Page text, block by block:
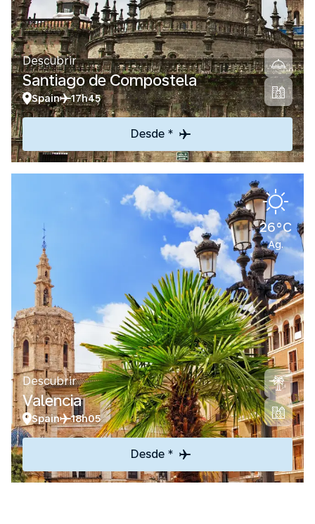
Descubrir
Santiago de Compostela
Spain 17h45
Desde *
26°C
Ag.
Descubrir
Valencia
Spain 18h05
Desde *